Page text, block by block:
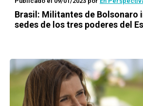
Brasil: Militantes de Bolsonaro
sedes de los tres poderes del